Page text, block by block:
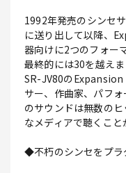
1992年発売のシンセ
に送り出して以降、
器向けに2つのフォー
最終的には30を越え
SR-JV80の
サー、作曲家、パフ
のサウンドは無数の
なメディアで聴くこと
◆不朽のシンセをプラ